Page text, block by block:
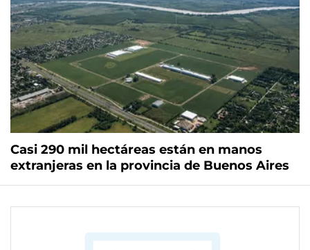
Casi 290 mil hectáreas están en manos
extranjeras en la provincia de Buenos Aires